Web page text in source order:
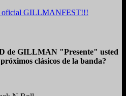
oficial GILLMANFEST!!!
de GILLMAN "Presente" usted
clásicos de la banda?